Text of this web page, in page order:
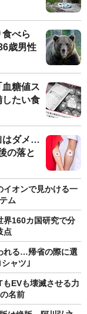
べら
歳男性
糖値ス
したい食
はダメ…
の落と
イオンで見かける一
ム
界160カ国研究で分
点
れる…帰省の際に選
ャツ｣
EVも壊滅させる力
名前